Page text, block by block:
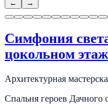
← →
Симфония
цокольном
Архитектурная
Спальня героев Дачного